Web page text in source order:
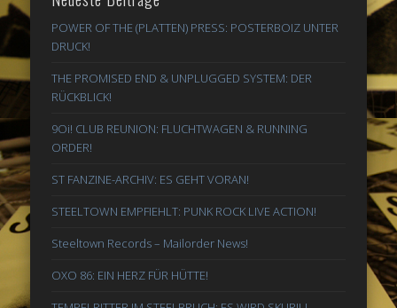
POWER OF THE (PLATTEN) PRESS: POSTERBOIZ UNTER
DRUCK!
THE PROMISED END & UNPLUGGED SYSTEM: DER
RÜCKBLICK!
9Oi! CLUB REUNION: FLUCHTWAGEN & RUNNING
ORDER!
ST FANZINE-ARCHIV: ES GEHT VORAN!
STEELTOWN EMPFIEHLT: PUNK ROCK LIVE ACTION!
Steeltown Records – Mailorder News!
OXO 86: EIN HERZ FÜR HÜTTE!